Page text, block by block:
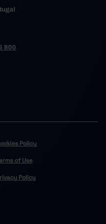
800
Policy
of Use
Policy